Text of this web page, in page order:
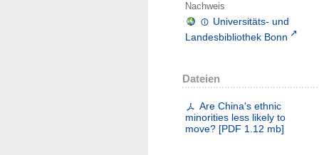
Nachweis
Universitäts- und
Landesbibliothek Bonn
Dateien
Are China's ethnic
minorities less likely to
move? [PDF 1.12 mb]